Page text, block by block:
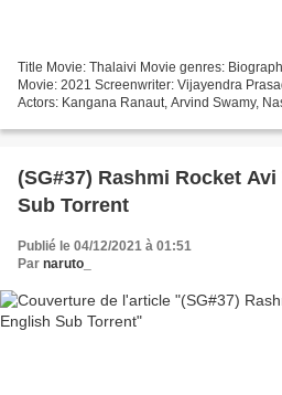
Title Movie: Thalaivi Movie genres:
Movie: 2021 Screenwriter: Vijayendra
Actors: Kangana Ranaut, Arvind Swamy,
(SG#37) Rashmi Rocket
Sub Torrent
Publié le 04/12/2021 à 01:51
Par naruto_